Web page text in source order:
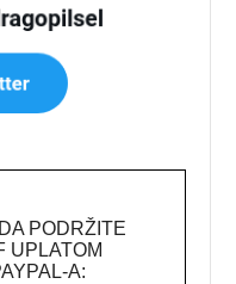
PODRŽITE
UPLATOM
A: